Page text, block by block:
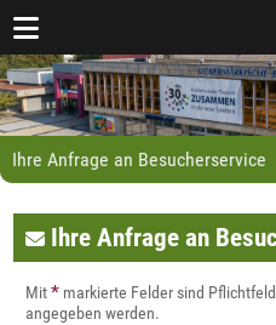
Ihre Anfrage an Besucherservice
Ihre Anfrage an
Mit* markierte Felder sind
angegeben werden.